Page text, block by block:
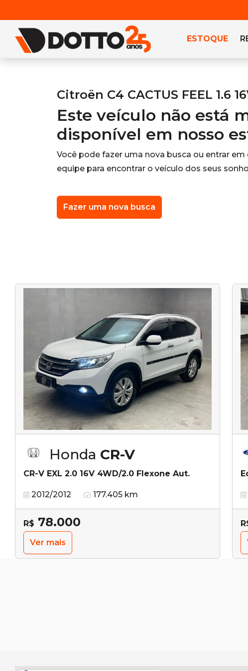
ESTOQUE
Citroën C4 CACTUS FEEL 1.6
Este veículo não está
disponível em nosso
Você pode fazer uma nova busca ou entrar
equipe para encontrar o veículo dos seus
Fazer uma nova busca
Honda CR-V
CR-V EXL 2.0 16V 4WD/2.0 Flexone Aut.
2012/2012 177.405 km
R$ 78.000
Ver mais